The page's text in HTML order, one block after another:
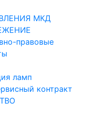
МКД
правовые
ламп
контракт